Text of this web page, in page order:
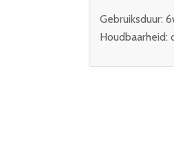
Gebruiksduur:
Houdbaarheid: